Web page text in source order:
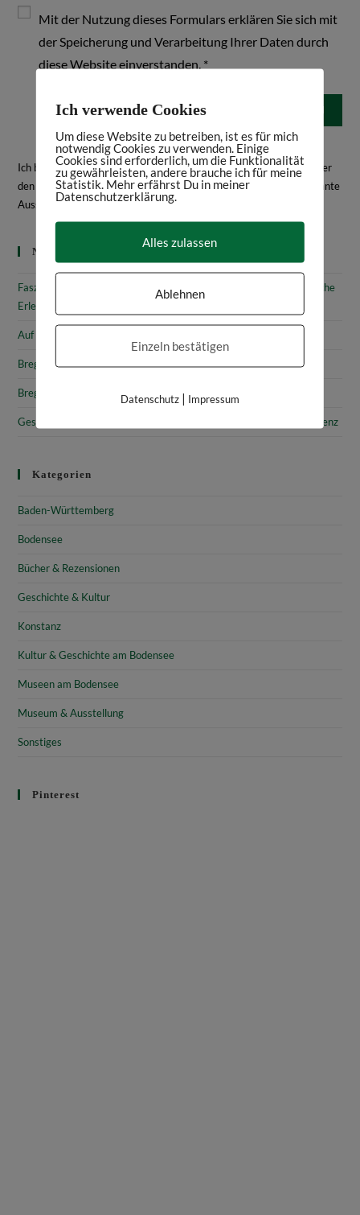
Mit der Nutzung dieses Formulars erklären Sie sich mit
der Speicherung und Verarbeitung Ihrer Daten durch
diese Website einverstanden. *
Ich bin Daniela Frey, Historikerin und Texterin. Hier schreibe ich über
den Bodensee, Geschichte, Kultur, spannende Bücher und interessante
Ausstellungen.Mehr über mich
Neueste Beiträge
Faszinierende Geschichte & fantastische Kunst: 10 (kunst)historische
Erlebnisse am Bodensee
Auf den Spuren von Annette von Droste-Hülshoff in Meersburg
Bregenz: Kirchen, Kapellen & Kultur
Bregenz: Stadtgeschichte & Sehenswürdigkeiten
Gesammelte Schätze Vorarlbergs: Das vorarlberg museum in Bregenz
Kategorien
Baden-Württemberg
Bodensee
Bücher & Rezensionen
Geschichte & Kultur
Konstanz
Kultur & Geschichte am Bodensee
Museen am Bodensee
Museum & Ausstellung
Sonstiges
Pinterest
Ich verwende Cookies
Um diese Website zu betreiben, ist es für mich
notwendig Cookies zu verwenden. Einige
Cookies sind erforderlich, um die Funktionalität
zu gewährleisten, andere brauche ich für meine
Statistik. Mehr erfährst Du in meiner
Datenschutzerklärung.
Alles zulassen
Ablehnen
Einzeln bestätigen
Datenschutz| Impressum